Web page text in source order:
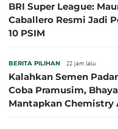
BRI Super League:
Caballero Resmi Jadi
10 PSIM
BERITA PILIHAN 22 jam lalu
Kalahkan Semen
Coba Pramusim,
Mantapkan Chemistry